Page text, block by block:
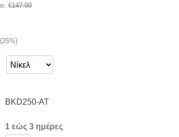
€147.00
(25%)
BKD250-AT
1 εώς 3 ημέρες